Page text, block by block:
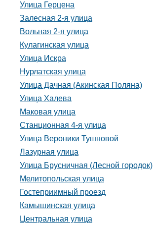
Улица Герцена
Залесная 2-я улица
Вольная 2-я улица
Кулагинская улица
Улица Искра
Нурлатская улица
Улица Дачная (Акинская Поляна)
Улица Халева
Маковая улица
Станционная 4-я улица
Улица Вероники Тушновой
Лазурная улица
Улица Брусничная (Лесной городок)
Мелитопольская улица
Гостеприимный проезд
Камышинская улица
Центральная улица